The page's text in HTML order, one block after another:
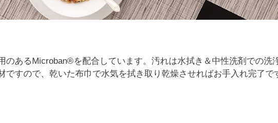
のあるMicroban®を配合しています。汚れは水拭き＆中性洗剤での洗
ですので、乾いた布巾で水気を拭き取り乾燥させればお手入れ完了で